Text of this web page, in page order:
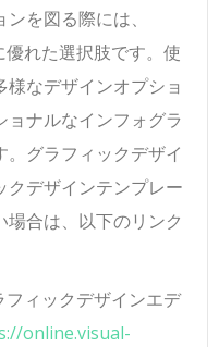
を図る際には、
優れた選択肢です。使
なデザインオプショ
ョナルなインフォグラ
グラフィックデザイ
クデザインテンプレー
場合は、以下のリンク
ィックデザインエデ
online.visual-